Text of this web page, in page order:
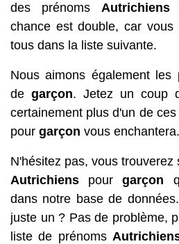
des prénoms Autrichiens
chance est double, car vous
tous dans la liste suivante.
Nous aimons également les
de garçon. Jetez un coup
certainement plus d'un de
pour garçon vous enchantera.
N'hésitez pas, vous
Autrichiens pourgarçon
dans notre base de
juste un ? Pas de problème,
liste de prénoms